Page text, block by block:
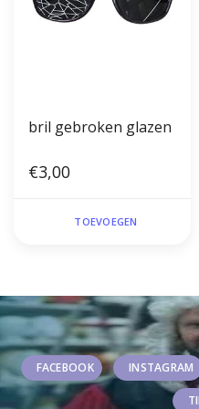
bril gebroken glazen
€3,00
TOEVOEGEN
FACEBOOK INSTAGRAM